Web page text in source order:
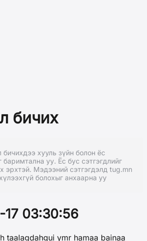
бичих
бичихдээ хууль зүйн болон ёс
баримтална уу. Ёс бус сэтгэгдлийг
эрхтэй. Мэдээний сэтгэгдэлд tug.mn
болохыг анхаарна уу
17 03:30:56
taalagdahgui ymr hamaa bainaa